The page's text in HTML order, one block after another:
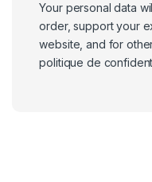
Your personal data
order, support your
website, and for
politique de